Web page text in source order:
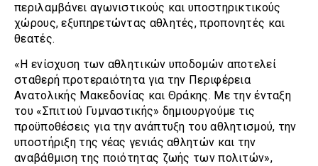
περιλαμβάνει αγωνιστικούς και υποστηρικτικούς
χώρους, εξυπηρετώντας αθλητές, προπονητές και
θεατές.
«Η ενίσχυση των αθλητικών υποδομών αποτελεί
σταθερή προτεραιότητα για την Περιφέρεια
Ανατολικής Μακεδονίας και Θράκης. Με την ένταξη
του «Σπιτιού Γυμναστικής» δημιουργούμε τις
προϋποθέσεις για την ανάπτυξη του αθλητισμού, την
υποστήριξη της νέας γενιάς αθλητών και την
αναβάθμιση της ποιότητας ζωής των πολιτών»,